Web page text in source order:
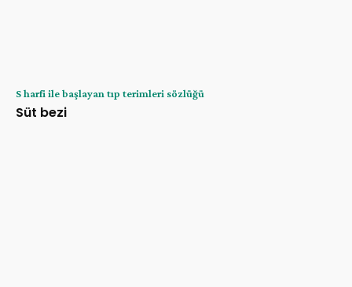
S harfi ile başlayan tıp terimleri sözlüğü
Süt bezi